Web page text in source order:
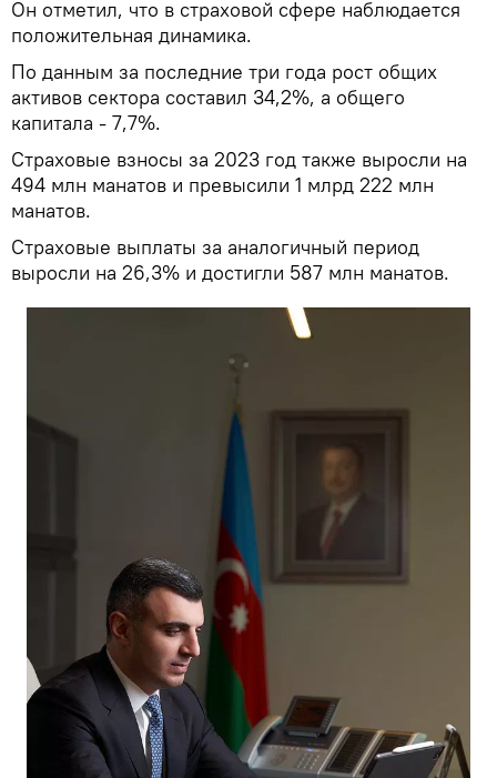
Он отметил, что в страховой сфере наблюдается
положительная динамика.
По данным за последние три года рост общих
активов сектора составил 34,2%, а общего
капитала - 7,7%.
Страховые взносы за 2023 год также выросли на
494 млн манатов и превысили 1 млрд 222 млн
манатов.
Страховые выплаты за аналогичный период
выросли на 26,3% и достигли 587 млн манатов.